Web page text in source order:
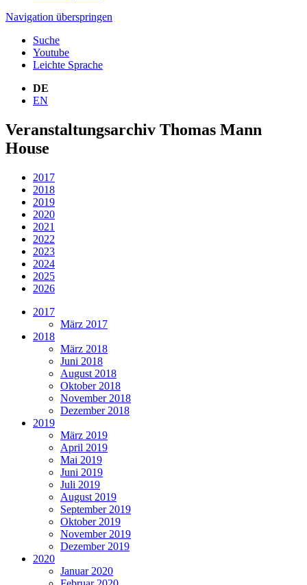
Navigation überspringen
Suche
Youtube
Leichte Sprache
DE
EN
Veranstaltungsarchiv Thomas Mann
House
2017
2018
2019
2020
2021
2022
2023
2024
2025
2026
2017
März 2017
2018
März 2018
Juni 2018
August 2018
Oktober 2018
November 2018
Dezember 2018
2019
März 2019
April 2019
Mai 2019
Juni 2019
Juli 2019
August 2019
September 2019
Oktober 2019
November 2019
Dezember 2019
2020
Januar 2020